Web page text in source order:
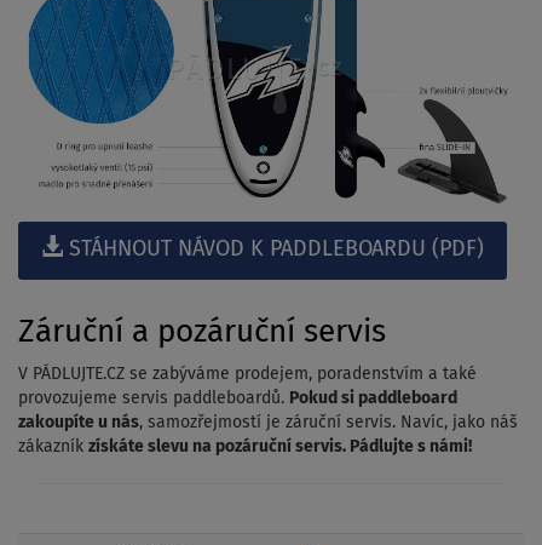
STÁHNOUT NÁVOD K PADDLEBOARDU (PDF)
Záruční a pozáruční servis
V PÁDLUJTE.CZ se zabýváme prodejem, poradenstvím a také
provozujeme servis paddleboardů. Pokud si paddleboard
zakoupíte u nás, samozřejmostí je záruční servis. Navíc, jako náš
zákazník získáte slevu na pozáruční servis. Pádlujte s námi!